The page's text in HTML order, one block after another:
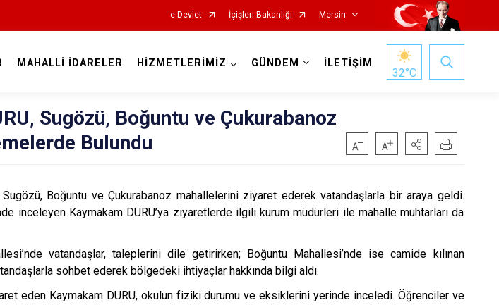
e-Devlet İçişleri Bakanlığı Mersin
Bozyazı
Çamlıyayla
Akdeniz
Mezitli
MAHALLİ İDARELER HİZMETLERİMİZ GÜNDEM İLETİŞİM
32°C
Sugözü, Boğuntu ve Çukurabanoz
Bulundu
Boğuntu ve Çukurabanoz mahallelerini ziyaret ederek vatandaşlarla bir araya geldi.
inceleyen Kaymakam DURU’ya ziyaretlerde ilgili kurum müdürleri ile mahalle muhtarları da
vatandaşlar, taleplerini dile getirirken; Boğuntu Mahallesi’nde ise camide kılınan
sohbet ederek bölgedeki ihtiyaçlar hakkında bilgi aldı.
eden Kaymakam DURU, okulun fiziki durumu ve eksiklerini yerinde inceledi. Öğrenciler ve